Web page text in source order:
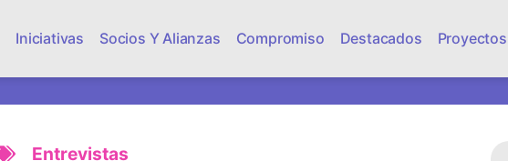
Iniciativas Socios Y Alianzas Compromiso Destacados Proyectos
Entrevistas